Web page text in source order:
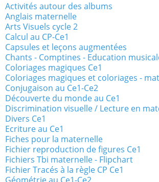
Activités autour des albums
Anglais maternelle
Arts Visuels cycle 2
Calcul au CP-Ce1
Capsules et leçons augmentées
Chants - Comptines - Education
Coloriages magiques Ce1
Coloriages magiques et coloriages -
Conjugaison au Ce1-Ce2
Découverte du monde au Ce1
Discrimination visuelle / Lecture en
Divers Ce1
Ecriture au Ce1
Fiches pour la maternelle
Fichier reproduction de figures Ce1
Fichiers Tbi maternelle - Flipchart
Fichier Tracés à la règle CP Ce1